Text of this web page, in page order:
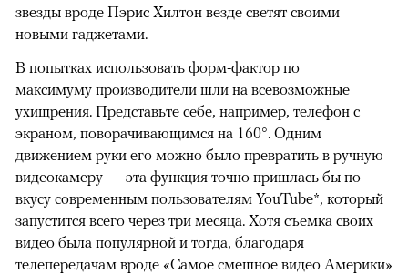
звезды вроде Пэрис Хилтон везде светят своими
новыми гаджетами.
В попытках использовать форм-фактор по
максимуму производители шли на всевозможные
ухищрения. Представьте себе, например, телефон с
экраном, поворачивающимся на 160°. Одним
движением руки его можно было превратить в ручную
видеокамеру — эта функция точно пришлась бы по
вкусу современным пользователям YouTube*, который
запустится всего через три месяца. Хотя съемка своих
видео была популярной и тогда, благодаря
телепередачам вроде «Самое смешное видео Америки»